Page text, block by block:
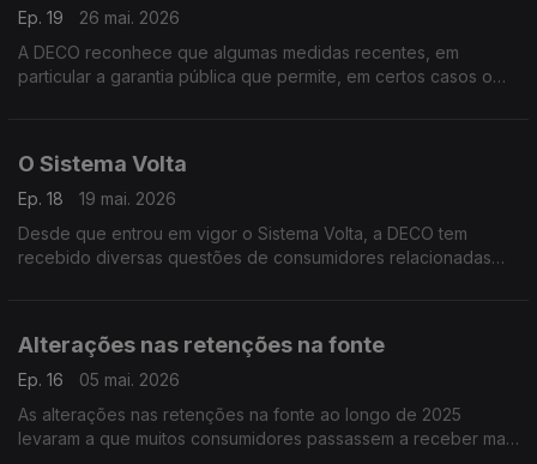
Ep. 19
26 mai. 2026
A DECO reconhece que algumas medidas recentes, em
particular a garantia pública que permite, em certos casos o
O Sistema Volta
Ep. 18
19 mai. 2026
Desde que entrou em vigor o Sistema Volta, a DECO tem
recebido diversas questões de consumidores relacionadas
Alterações nas retenções na fonte
Ep. 16
05 mai. 2026
As alterações nas retenções na fonte ao longo de 2025
levaram a que muitos consumidores passassem a receber mais